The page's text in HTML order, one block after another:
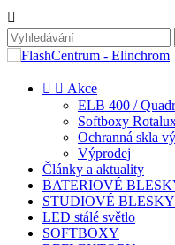

  Akce
ELB 400 /
Softboxy
Ochranná skla
Výprodej
Články a aktuality
BATERIOVÉ
STUDIOVÉ BLESKY
LED stálé světlo
SOFTBOXY